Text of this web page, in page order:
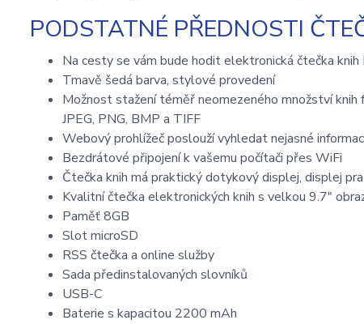
PODSTATNÉ PŘEDNOSTI
Na cesty se vám bude hodit elektronická čtečka
Tmavě šedá barva, stylové provedení
Možnost stažení téměř neomezeného množství knih
JPEG, PNG, BMP a TIFF
Webový prohlížeč poslouží vyhledat nejasné
Bezdrátové připojení k vašemu počítači přes WiFi
Čtečka knih má praktický dotykový displej, displej
Kvalitní čtečka elektronických knih s velkou 9.7"
Paměť 8GB
Slot microSD
RSS čtečka a online služby
Sada předinstalovaných slovníků
USB-C
Baterie s kapacitou 2200 mAh